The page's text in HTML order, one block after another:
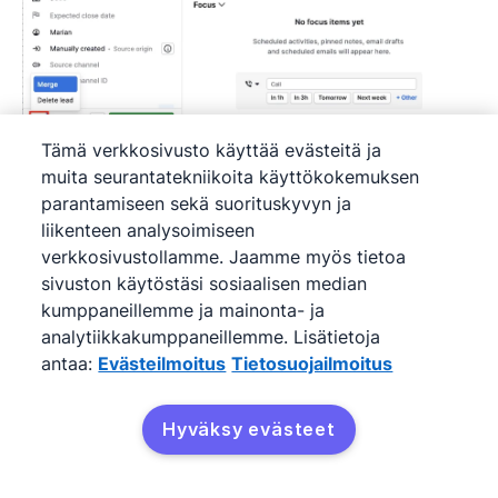
Kirjoita haluamasi yhdistettävän liidin nimi
laatikkoon.
Tämä verkkosivusto käyttää evästeitä ja
muita seurantatekniikoita käyttökokemuksen
parantamiseen sekä suorituskyvyn ja
liikenteen analysoimiseen
verkkosivustollamme. Jaamme myös tietoa
sivuston käytöstäsi sosiaalisen median
kumppaneillemme ja mainonta- ja
analytiikkakumppaneillemme. Lisätietoja
antaa: Evästeilmoitus Tietosuojailmoitus
Hyväksy evästeet